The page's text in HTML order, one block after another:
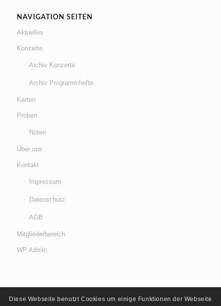
NAVIGATION SEITEN
Aktuelles
Konzerte
Archiv Konzerte
Archiv Programmhefte
Karten
Proben
Noten
Über uns
Kontakt
Impressum
Datenschutz
AGB
Mitgliederbereich
WP Admin
Diese Webseite benutzt Cookies um einige Funktionen der Webseite